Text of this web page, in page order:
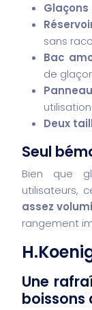
sans
Bac
de
Deux
Seul
Bien que
utilisateurs,
assez
rangement
Une
boissons